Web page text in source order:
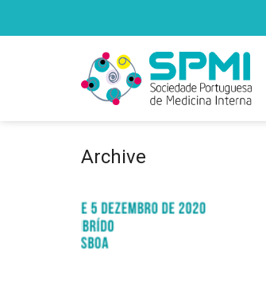
Archive